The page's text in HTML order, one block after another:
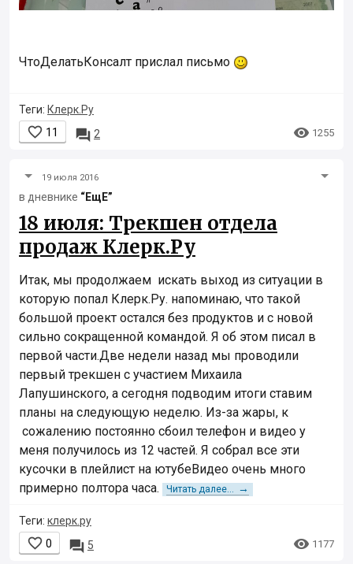
ЧтоДелатьКонсалт прислал письмо
Теги: Клерк.Ру
 11  2  1255
19 июля 2016
в дневнике “ЕщЕ”
18 июля: Трекшен отдела
продаж Клерк.Ру
Итак, мы продолжаем искать выход из ситуации в
которую попал Клерк.Ру. напоминаю, что такой
большой проект остался без продуктов и с новой
сильно сокращенной командой. Я об этом писал в
первой части.Две недели назад мы проводили
первый трекшен с участием Михаила
Лапушинского, а сегодня подводим итоги ставим
планы на следующую неделю. Из-за жары, к
сожалению постоянно сбоил телефон и видео у
меня получилось из 12 частей. Я собрал все эти
кусочки в плейлист на ютубеВидео очень много
примерно полтора часа.
Читать далее... →
Теги: клерк.ру
 0  5  1177